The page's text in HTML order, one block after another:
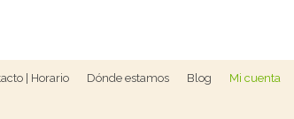
| Horario Dónde estamos Blog Mi cuenta